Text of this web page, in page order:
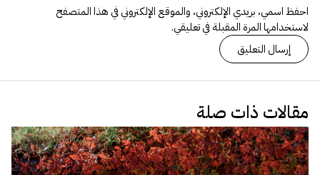
احفظ اسمي، بريدي الإلكتروني، والموقع الإلكتروني في هذا المتصفح
لاستخدامها المرة المقبلة في تعليقي.
مقالات ذات صلة